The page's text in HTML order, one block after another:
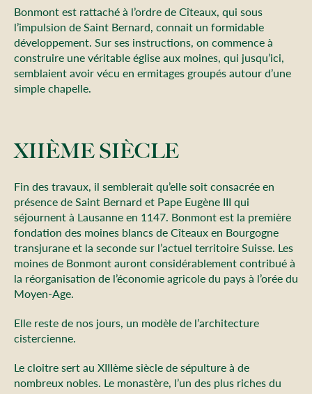
Bonmont est rattaché à l’ordre de Cîteaux, qui sous
l’impulsion de Saint Bernard, connait un formidable
développement. Sur ses instructions, on commence à
construire une véritable église aux moines, qui jusqu’ici,
semblaient avoir vécu en ermitages groupés autour d’une
simple chapelle.
XIIÈME SIÈCLE
Fin des travaux, il semblerait qu’elle soit consacrée en
présence de Saint Bernard et Pape Eugène III qui
séjournent à Lausanne en 1147. Bonmont est la première
fondation des moines blancs de Cîteaux en Bourgogne
transjurane et la seconde sur l’actuel territoire Suisse. Les
moines de Bonmont auront considérablement contribué à
la réorganisation de l’économie agricole du pays à l’orée du
Moyen-Age.
Elle reste de nos jours, un modèle de l’architecture
cistercienne.
Le cloitre sert au XIIIème siècle de sépulture à de
nombreux nobles. Le monastère, l’un des plus riches du